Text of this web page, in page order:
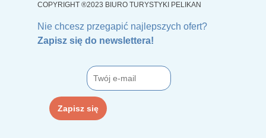
Nie chcesz przegapić najlepszych ofert?
Zapisz się do newslettera!
COPYRIGHT ®2023 BIURO TURYSTYKI PELIKAN